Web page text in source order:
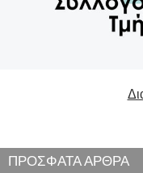
ΠΡΟΣΦΑΤΑ ΑΡΘΡΑ